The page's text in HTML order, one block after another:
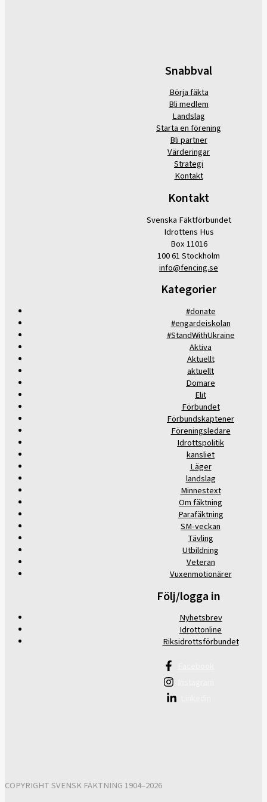
Snabbval
Börja fäkta
Bli medlem
Landslag
Starta en förening
Bli partner
Värderingar
Strategi
Kontakt
Kontakt
Svenska Fäktförbundet
Idrottens Hus
Box 11016
100 61 Stockholm
info@fencing.se
Kategorier
#donate
#engardeiskolan
#StandWithUkraine
Aktiva
Aktuellt
aktuellt
Domare
Elit
Förbundet
Förbundskaptener
Föreningsledare
Idrottspolitik
kansliet
Läger
landslag
Minnestext
Om fäktning
Parafäktning
SM-veckan
Tävling
Utbildning
Veteran
Vuxenmotionärer
Följ/logga in
Nyhetsbrev
Idrottonline
Riksidrottsförbundet
COPYRIGHT SVENSK FÄKTNING 1904–2026